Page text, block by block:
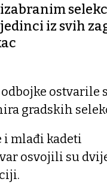
iz svih
ostvarile
gradskih
i mlađi kadeti
osvojili su